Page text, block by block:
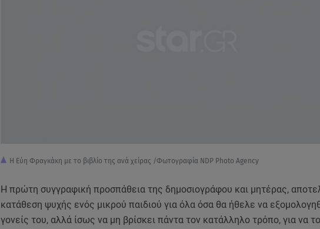
Η Εύη Φραγκάκη με το βιβλίο της ανά χείρας /Φωτογραφία NDP Photo Agency
Η πρώτη συγγραφική προσπάθεια της δημοσιογράφου και μητέρας,
κατάθεση ψυχής ενός μικρού παιδιού για όλα όσα θα ήθελε να
γονείς του, αλλά ίσως να μη βρίσκει πάντα τον κατάλληλο τρόπο, για να το